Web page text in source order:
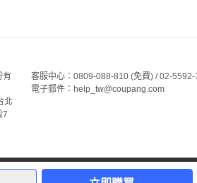
有
北
7
客服中心：0809-088-810 (免費) / 02-
電子郵件：help_tw@coupang.com
所有權利。
服務標誌均為酷澎股份有